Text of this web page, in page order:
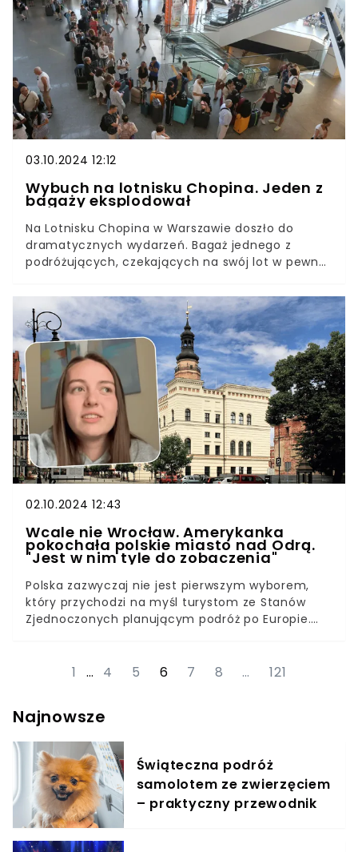
03.10.2024 12:12
Wybuch na lotnisku Chopina. Jeden z
bagaży eksplodował
Na Lotnisku Chopina w Warszawie doszło do
dramatycznych wydarzeń. Bagaż jednego z
podróżujących, czekających na swój lot w pewnej
służby. Wiadomo, co spowodowało eksplozję.
02.10.2024 12:43
Wcale nie Wrocław. Amerykanka
pokochała polskie miasto nad Odrą.
"Jest w nim tyle do zobaczenia"
Polska zazwyczaj nie jest pierwszym wyborem,
który przychodzi na myśl turystom ze Stanów
Zjednoczonych planującym podróż po Europie.
odwiedza Polskę. Turystka zakochała się w
najpiękniejszych miast położonych nad Odrą.
1 … 4 5 6 7 8 … 121
Najnowsze
Świąteczna podróż
samolotem ze zwierzęciem
– praktyczny przewodnik